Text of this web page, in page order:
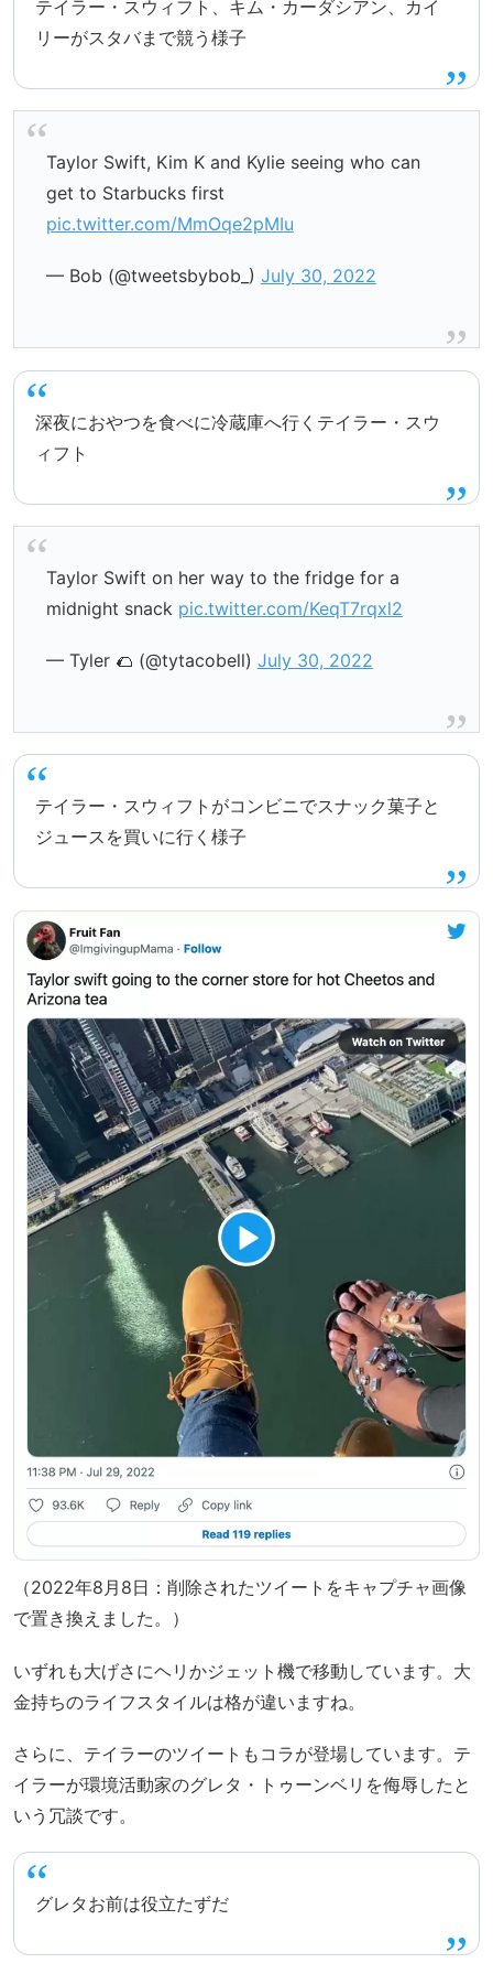
テイラー・スウィフト、キム・カーダシアン、カイ
リーがスタバまで競う様子
Taylor Swift, Kim K and Kylie seeing who can
get to Starbucks first
pic.twitter.com/MmOqe2pMIu
— Bob (@tweetsbybob_) July 30, 2022
深夜におやつを食べに冷蔵庫へ行くテイラー・スウ
ィフト
Taylor Swift on her way to the fridge for a
midnight snack pic.twitter.com/KeqT7rqxl2
— Tyler 🌮 (@tytacobell) July 30, 2022
テイラー・スウィフトがコンビニでスナック菓子と
ジュースを買いに行く様子
（2022年8月8日：削除されたツイートをキャプチャ画像
で置き換えました。）
いずれも大げさにヘリかジェット機で移動しています。大
金持ちのライフスタイルは格が違いますね。
さらに、テイラーのツイートもコラが登場しています。テ
イラーが環境活動家のグレタ・トゥーンベリを侮辱したと
いう冗談です。
グレタお前は役立たずだ